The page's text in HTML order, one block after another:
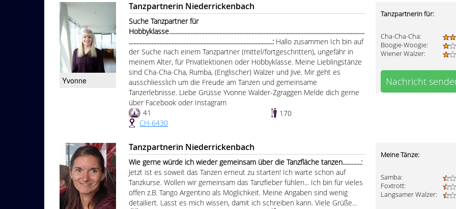
Yvonne
Tanzpartnerin Niederrickenbach
Suche Tanzpartner für
Hobbyklasse................................................................................................................................
..............................................................................................: Hallo zusammen Ich bin auf
der Suche nach einem Tanzpartner (mittel/fortgeschritten), ungefähr in
meinem Alter, für Privatlektionen oder Hobbyklasse. Meine Lieblingstänze
sind Cha-Cha-Cha, Rumba, (Englischer) Walzer und Jive. Mir geht es
ausschliesslich um die Freude am Tanzen und gemeinsame
Tanzerlebnisse. Liebe Grüsse Yvonne Walder-Zgraggen Melde dich gerne
über Facebook oder Instagram
41
170
CH-6430
Tanzpartnerin für:
Cha-Cha-Cha:
Boogie-Woogie:
Wiener Walzer:
Nachricht
Tanzpartnerin Niederrickenbach
Wie gerne würde ich wieder gemeinsam über die Tanzfläche tanzen............:
Jetzt ist es soweit das Tanzen erneut zu starten! Ich warte schon auf
Tanzkurse. Wollen wir gemeinsam das Tanzfieber fühlen... Ich bin für vieles
offen z.B. Tango Argentino als Möglichkeit. Meine Angaben sind wenig
detailiert. Lasst es mich wissen, damit ich schreiben kann. Viele Grüße...
Meine Tänze:
Samba:
Foxtrott:
Langsamer Walzer: